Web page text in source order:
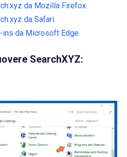
da Mozilla Firefox.
da Safari.
ins da Microsoft Edge.
SearchXYZ: